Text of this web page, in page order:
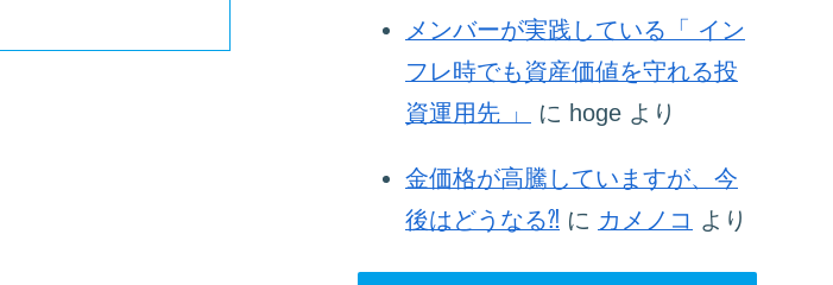
メンバーが実践している「 イン
フレ時でも資産価値を守れる投
資運用先 」
に hoge より
金価格が高騰していますが、今
後はどうなる⁈ に カメノコ より